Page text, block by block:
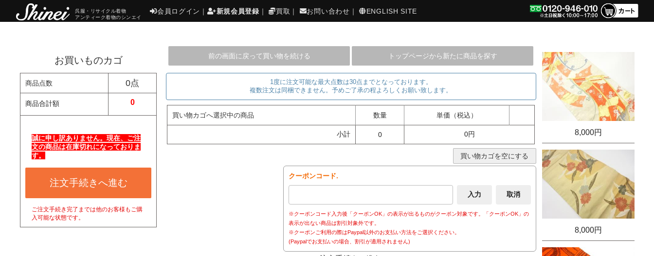
呉服・リサイクル着物
アンティーク着物のシンエイ
会員ログイン ｜ 新規会員登録 ｜ 買取 ｜ お問い合わせ ｜ ENGLISH SITE
お買いものカゴ
商品点数 0点
商品合計額 0
誠に申し訳ありません。現在、ご注
文の商品は在庫切れになっておりま
す。
注文手続きへ進む
ご注文手続き完了までは他のお客様もご購
入可能な状態です。
前の画面に戻って買い物を続ける トップページから新たに商品を探す
1度に注文可能な最大点数は30点までとなっております。
複数注文は同梱できません。予めご了承の程よろしくお願い致します。
買い物カゴへ選択中の商品 数量 単価（税込）
小計 0 0円
買い物カゴを空にする
クーポンコード.
※クーポンコード入力後「クーポンOK」の表示が出るものがクーポン対象です。「クーポンOK」の
表示が出ない商品は割引対象外です。
※クーポンご利用の際はPaypal以外のお支払い方法をご選択ください。
(Paypalでお支払いの場合、割引が適用されません)
8,000円
8,000円